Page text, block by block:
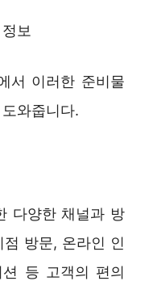
보
서 이러한 준비물
와줍니다.
다양한 채널과 방
방문, 온라인 인
션 등 고객의 편의